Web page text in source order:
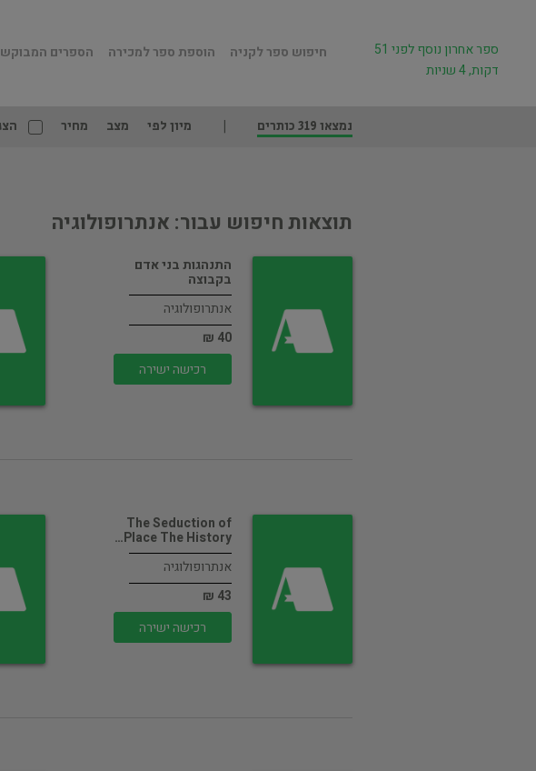
חיפוש ספר לקניה הוספת ספר למכירה הספרים
ספר אחרון נוסף לפני 51
דקות, 4 שניות
נמצאו 319 כותרים מיון לפי מצב מחיר
תוצאות חיפוש עבור: אנתרופולוגיה
התנהגות בני אדם
בקבוצה
אנתרופולוגיה
40 ₪
רכישה ישירה
The Seduction of
Place The History…
אנתרופולוגיה
43 ₪
רכישה ישירה